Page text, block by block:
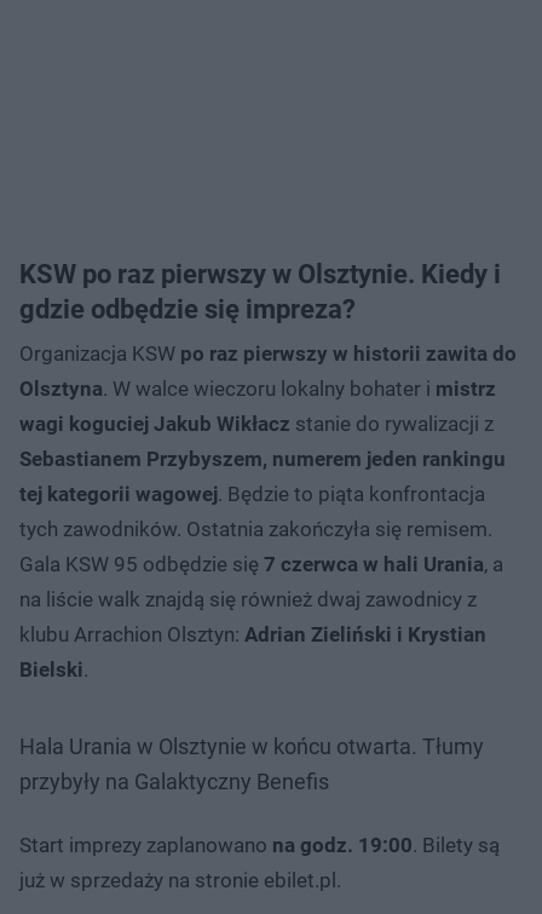
KSW po raz pierwszy w Olsztynie. Kiedy i
gdzie odbędzie się impreza?
Organizacja KSW po raz pierwszy w historii zawita do
Olsztyna. W walce wieczoru lokalny bohater i mistrz
wagi koguciej Jakub Wikłacz stanie do rywalizacji z
Sebastianem Przybyszem, numerem jeden rankingu
tej kategorii wagowej. Będzie to piąta konfrontacja
tych zawodników. Ostatnia zakończyła się remisem.
Gala KSW 95 odbędzie się 7 czerwca w hali Urania, a
na liście walk znajdą się również dwaj zawodnicy z
klubu Arrachion Olsztyn: Adrian Zieliński i Krystian
Bielski.
Hala Urania w Olsztynie w końcu otwarta. Tłumy
przybyły na Galaktyczny Benefis
Start imprezy zaplanowano na godz. 19:00. Bilety są
już w sprzedaży na stronie ebilet.pl.